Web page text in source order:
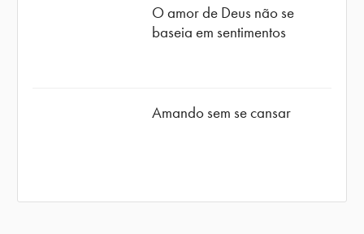
O amor de Deus não se
baseia em sentimentos
Amando sem se cansar